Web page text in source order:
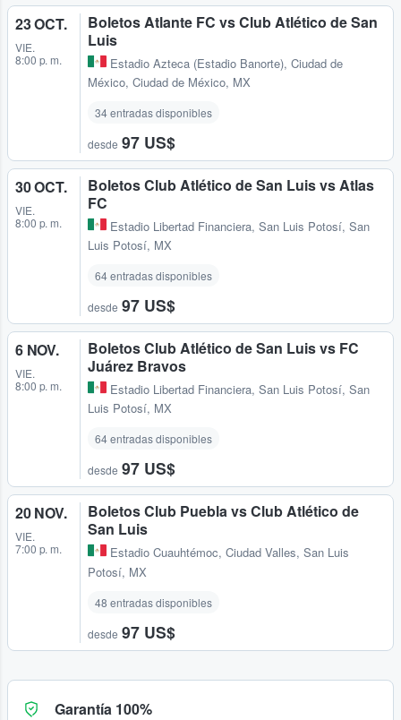
23 OCT.
VIE.
8:00 p. m.
Boletos Atlante FC vs Club Atlético de San
Luis
Estadio Azteca (Estadio Banorte), Ciudad de
México, Ciudad de México, MX
34 entradas disponibles
desde 97 US$
30 OCT.
VIE.
8:00 p. m.
Boletos Club Atlético de San Luis vs Atlas
FC
Estadio Libertad Financiera, San Luis Potosí, San
Luis Potosí, MX
64 entradas disponibles
desde 97 US$
6 NOV.
VIE.
8:00 p. m.
Boletos Club Atlético de San Luis vs FC
Juárez Bravos
Estadio Libertad Financiera, San Luis Potosí, San
Luis Potosí, MX
64 entradas disponibles
desde 97 US$
20 NOV.
VIE.
7:00 p. m.
Boletos Club Puebla vs Club Atlético de
San Luis
Estadio Cuauhtémoc, Ciudad Valles, San Luis
Potosí, MX
48 entradas disponibles
desde 97 US$
Garantía 100%